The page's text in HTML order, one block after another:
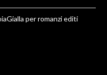
per romanzi editi